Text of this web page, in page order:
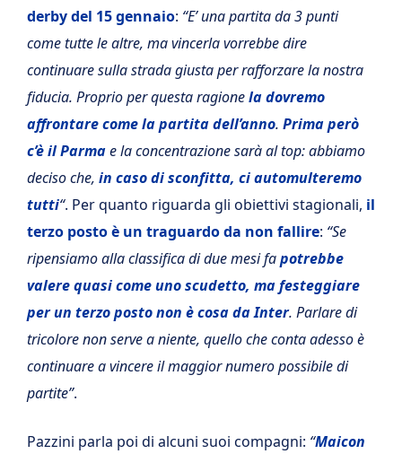
derby del 15 gennaio: “E’ una partita da 3 punti
come tutte le altre, ma vincerla vorrebbe dire
continuare sulla strada giusta per rafforzare la nostra
fiducia. Proprio per questa ragionela dovremo
affrontare come la partita dell’anno. Prima però
c’è il Parmae la concentrazione sarà al top: abbiamo
deciso che, in caso di sconfitta, ci automulteremo
tutti“. Per quanto riguarda gli obiettivi stagionali, il
terzo posto è un traguardo da non fallire: “Se
ripensiamo alla classifica di due mesi fapotrebbe
valere quasi come uno scudetto, ma festeggiare
per un terzo posto non è cosa da Inter. Parlare di
tricolore non serve a niente, quello che conta adesso è
continuare a vincere il maggior numero possibile di
partite”.
Pazzini parla poi di alcuni suoi compagni: “Maicon